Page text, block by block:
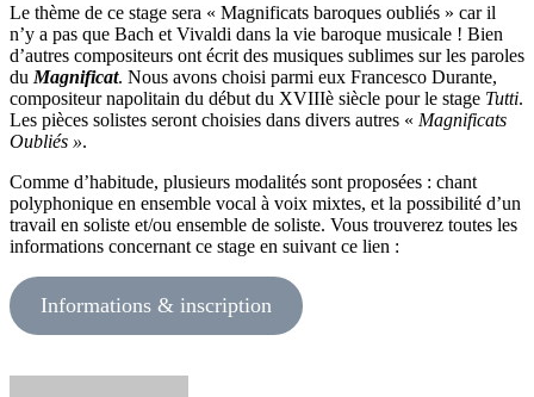
Le thème de ce stage sera « Magnificats baroques oubliés » car il
n’y a pas que Bach et Vivaldi dans la vie baroque musicale ! Bien
d’autres compositeurs ont écrit des musiques sublimes sur les paroles
du Magnificat. Nous avons choisi parmi eux Francesco Durante,
compositeur napolitain du début du XVIIIè siècle pour le stage Tutti.
Les pièces solistes seront choisies dans divers autres « Magnificats
Oubliés ».
Comme d’habitude, plusieurs modalités sont proposées : chant
polyphonique en ensemble vocal à voix mixtes, et la possibilité d’un
travail en soliste et/ou ensemble de soliste. Vous trouverez toutes les
informations concernant ce stage en suivant ce lien :
Informations & inscription